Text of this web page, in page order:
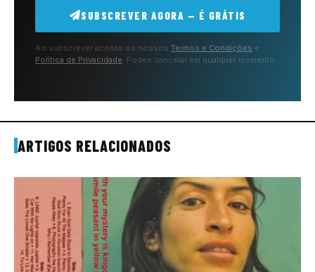
SUBSCREVER AGORA — É GRÁTIS
Ao subscrever aceitas os nossos Termos e Condições e
Política de Privacidade . Podes cancelar em qualquer momento.
ARTIGOS RELACIONADOS